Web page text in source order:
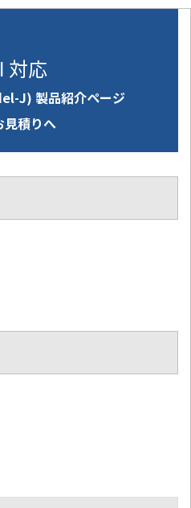
対応
J) 製品紹介ページ
見積りへ